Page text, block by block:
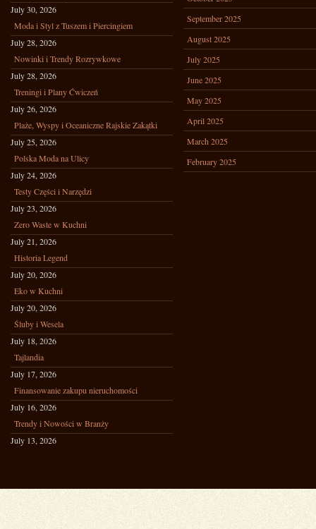
July 30, 2026
Moda i Styl z Tuszem i Piercingiem
July 28, 2026
Nowinki i Trendy Rozrywkowe
July 28, 2026
Treningi i Plany Ćwiczeń
July 26, 2026
Plaże, Wyspy i Oceaniczne Rajskie Zakątki
July 25, 2026
Polska Moda na Ulicy
July 24, 2026
Testy Części i Narzędzi
July 23, 2026
Zero Waste w Kuchni
July 21, 2026
Historia Legend
July 20, 2026
Eko w Kuchni
July 20, 2026
Śluby i Wesela
July 18, 2026
Tajlandia
July 17, 2026
Finansowanie zakupu nieruchomości
July 16, 2026
Trendy i Nowości w Branży
July 13, 2026
September 2025
August 2025
July 2025
June 2025
May 2025
April 2025
March 2025
February 2025